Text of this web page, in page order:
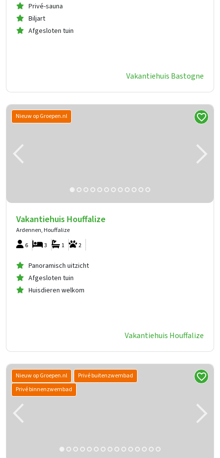
Privé-sauna
Biljart
Afgesloten tuin
Vakantiehuis Bastogne
Nieuw op Groepen.nl
Vakantiehuis Houffalize
Ardennen, Houffalize
6
2
1
3
Panoramisch uitzicht
Afgesloten tuin
Huisdieren welkom
Vakantiehuis Houffalize
Nieuw op Groepen.nl
Privé buitenzwembad
Privé binnenzwembad